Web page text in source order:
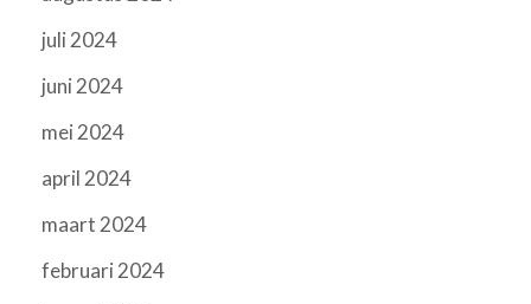
juli 2024
juni 2024
mei 2024
april 2024
maart 2024
februari 2024